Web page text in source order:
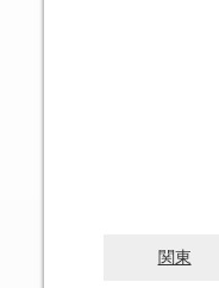
関東